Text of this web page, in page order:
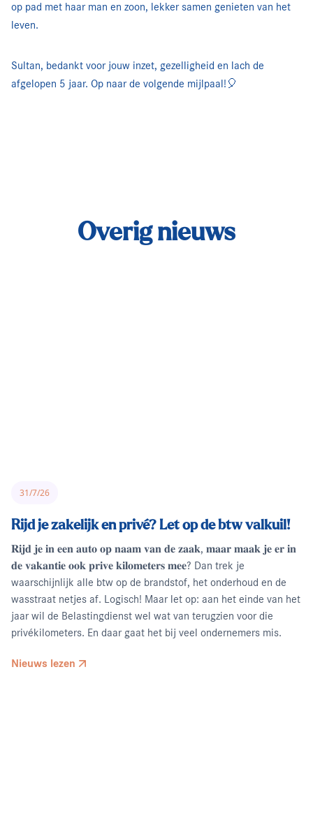
op pad met haar man en zoon, lekker samen genieten van het
leven.
Sultan, bedankt voor jouw inzet, gezelligheid en lach de
afgelopen 5 jaar. Op naar de volgende mijlpaal!🎈
Overig nieuws
31/7/26
Rijd je zakelijk en privé? Let op de btw valkuil!
𝐑𝐢𝐣𝐝 𝐣𝐞 𝐢𝐧 𝐞𝐞𝐧 𝐚𝐮𝐭𝐨 𝐨𝐩 𝐧𝐚𝐚𝐦 𝐯𝐚𝐧 𝐝𝐞 𝐳𝐚𝐚𝐤, 𝐦𝐚𝐚𝐫 𝐦𝐚𝐚𝐤 𝐣𝐞 𝐞𝐫 𝐢𝐧
𝐝𝐞 𝐯𝐚𝐤𝐚𝐧𝐭𝐢𝐞 𝐨𝐨𝐤 𝐩𝐫𝐢𝐯𝐞 𝐤𝐢𝐥𝐨𝐦𝐞𝐭𝐞𝐫𝐬 𝐦𝐞𝐞? Dan trek je
waarschijnlijk alle btw op de brandstof, het onderhoud en de
wasstraat netjes af. Logisch! Maar let op: aan het einde van het
jaar wil de Belastingdienst wel wat van terugzien voor die
privékilometers. En daar gaat het bij veel ondernemers mis.
Nieuws lezen